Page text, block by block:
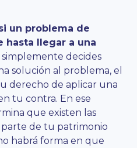
un problema de
hasta llegar a una
simplemente decides
solución al problema, el
derecho de aplicar una
tu contra. En ese
que existen las
de tu patrimonio
habrá forma en que